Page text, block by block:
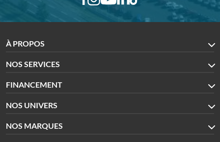
À PROPOS
NOS SERVICES
FINANCEMENT
NOS UNIVERS
NOS MARQUES